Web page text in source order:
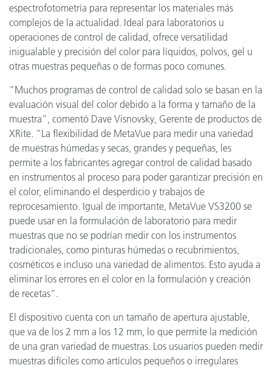
espectrofotometría para representar los materiales más
complejos de la actualidad. Ideal para laboratorios u
operaciones de control de calidad, ofrece versatilidad
inigualable y precisión del color para líquidos, polvos, gel u
otras muestras pequeñas o de formas poco comunes.
“Muchos programas de control de calidad solo se basan en la
evaluación visual del color debido a la forma y tamaño de la
muestra”, comentó Dave Visnovsky, Gerente de productos de
XRite. “La flexibilidad de MetaVue para medir una variedad
de muestras húmedas y secas, grandes y pequeñas, les
permite a los fabricantes agregar control de calidad basado
en instrumentos al proceso para poder garantizar precisión en
el color, eliminando el desperdicio y trabajos de
reprocesamiento. Igual de importante, MetaVue VS3200 se
puede usar en la formulación de laboratorio para medir
muestras que no se podrían medir con los instrumentos
tradicionales, como pinturas húmedas o recubrimientos,
cosméticos e incluso una variedad de alimentos. Esto ayuda a
eliminar los errores en el color en la formulación y creación
de recetas”.
El dispositivo cuenta con un tamaño de apertura ajustable,
que va de los 2 mm a los 12 mm, lo que permite la medición
de una gran variedad de muestras. Los usuarios pueden medir
muestras difíciles como artículos pequeños o irregulares